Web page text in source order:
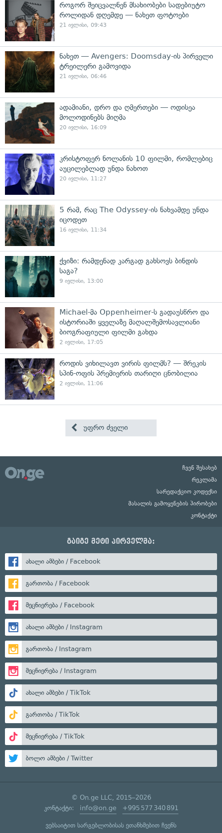
როგორ შეიცვალნენ მსახიობები სადებიუტო
როლიდან დღემდე — ნახეთ ფოტოები
21 ივლისი, 09:43
ნახეთ — Avengers: Doomsday-ის პირველი
ტრეილერი გამოვიდა
21 ივლისი, 06:46
ადამიანი, დრო და ღმერთები — ოდისეა
მოლოდინებს მიღმა
20 ივლისი, 16:09
კრისტოფერ ნოლანის 10 ფილმი, რომლებიც
აუცილებლად უნდა ნახოთ
20 ივლისი, 11:27
5 რამ, რაც The Odyssey-ის ნახვამდე უნდა
იცოდეთ
16 ივლისი, 11:34
ქვიზი: რამდენად კარგად გახსოვს ბინდის
საგა?
9 ივლისი, 13:00
Michael-მა Oppenheimer-ს გადაუსწრო და
ისტორიაში ყველაზე მაღალშემოსავლიანი
ბიოგრაფიული ფილმი გახდა
2 ივლისი, 17:05
როდის ვიხილავთ ვირის ფილმს? — შრეკის
სპინ-ოფის პრემიერის თარიღი ცნობილია
2 ივლისი, 11:06
უფრო ძველი
ჩვენ შესახებ
რეკლამა
სარედაქციო კოდექსი
მასალის გამოყენების პირობები
კონტაქტი
გაიგე მეტი პირველმა:
ახალი ამბები / Facebook
გართობა / Facebook
მეცნიერება / Facebook
ახალი ამბები / Instagram
გართობა / Instagram
მეცნიერება / Instagram
ახალი ამბები / TikTok
გართობა / TikTok
მეცნიერება / TikTok
ბოლო ამბები / Twitter
© On.ge LLC, 2015–2026
კონტაქტი: info@on.ge +995 577 340 891
ვებსაიტით სარგებლობისას ეთანხმებით ჩვენს